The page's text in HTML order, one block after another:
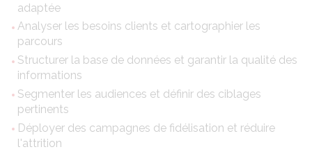
adaptée
Analyser les besoins clients et cartographier les
parcours
Structurer la base de données et garantir la qualité des
informations
Segmenter les audiences et définir des ciblages
pertinents
Déployer des campagnes de fidélisation et réduire
l'attrition